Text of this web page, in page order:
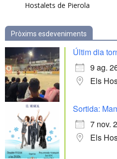
Hostalets de Pierola
Pròxims esdeveniments
Últim dia
9 ag.
Els
Sortida:
7 nov.
Els